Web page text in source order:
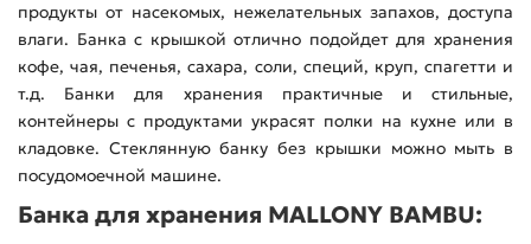
продукты от насекомых, нежелательных запахов, доступа
влаги. Банка с крышкой отлично подойдет для хранения
кофе, чая, печенья, сахара, соли, специй, круп, спагетти и
т.д. Банки для хранения практичные и стильные,
контейнеры с продуктами украсят полки на кухне или в
кладовке. Стеклянную банку без крышки можно мыть в
посудомоечной машине.
Банка для хранения MALLONY BAMBU: